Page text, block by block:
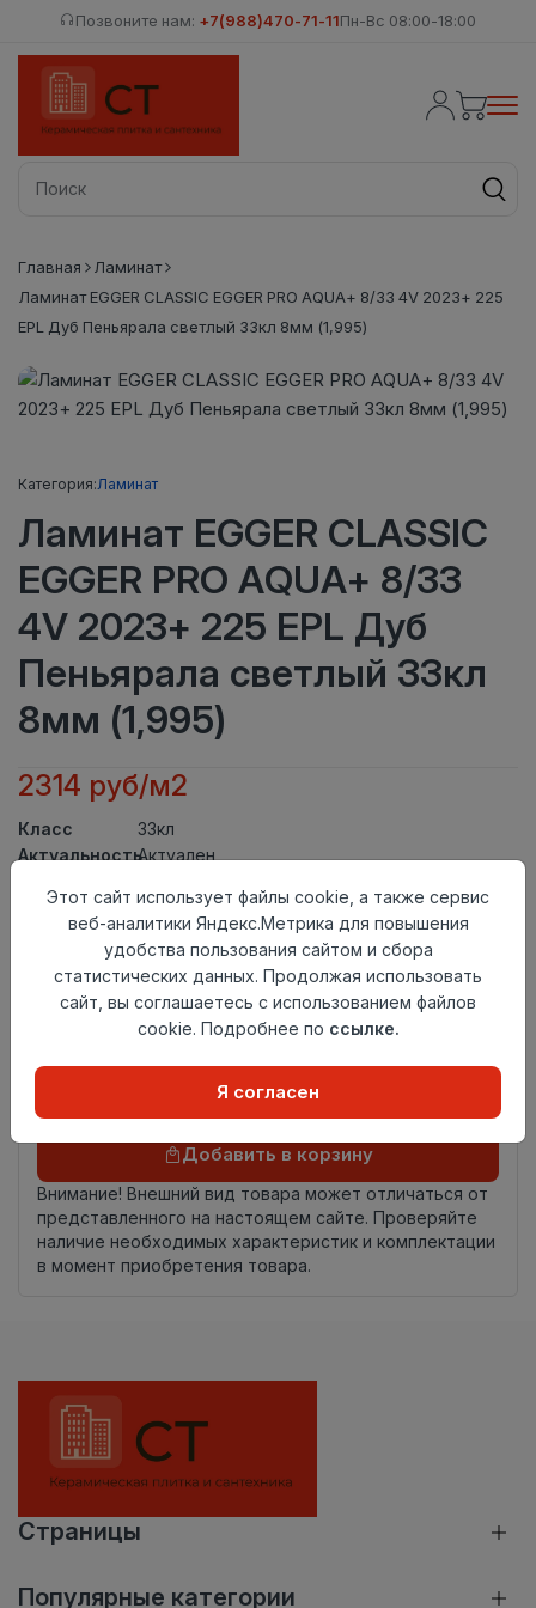
Позвоните нам: +7(988)470-71-11Пн-Вс 08:00-18:00
Главная
Ламинат
Ламинат EGGER CLASSIC EGGER PRO AQUA+ 8/33 4V 2023+ 225
EPL Дуб Пеньярала светлый 33кл 8мм (1,995)
Категория:Ламинат
Ламинат EGGER CLASSIC
EGGER PRO AQUA+ 8/33
4V 2023+ 225 EPL Дуб
Пеньярала светлый 33кл
8мм (1,995)
2314 руб/м2
Класс
33кл
АктуальностьАктуален
Размер
доски
1292×193мм
Теплый пол
до +27 градусов
Фаска
4V
Замок
Clic It
происхождения
Осталось
Добавить в корзину
Внимание! Внешний вид товара может отличаться от
представленного на настоящем сайте. Проверяйте
наличие необходимых характеристик и комплектации
в момент приобретения товара.
Страницы
Популярные категории
Этот сайт использует файлы cookie, а также сервис
веб-аналитики Яндекс.Метрика для повышения
удобства пользования сайтом и сбора
статистических данных. Продолжая использовать
сайт, вы соглашаетесь с использованием файлов
cookie. Подробнее по ссылке.
Я согласен